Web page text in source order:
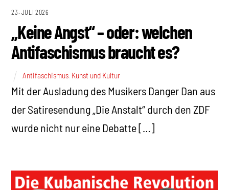
23. JULI 2026
„Keine Angst“ – oder: welchen
Antifaschismus braucht es?
Antifaschismus Kunst und Kultur
Mit der Ausladung des Musikers Danger Dan aus
der Satiresendung „Die Anstalt“ durch den ZDF
wurde nicht nur eine Debatte […]